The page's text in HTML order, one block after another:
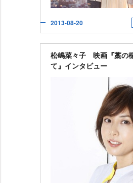
2013-08-20
松嶋菜々子 映画『藁の
て』インタビュー